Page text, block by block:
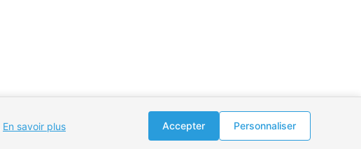
En savoir plus Accepter Personnaliser